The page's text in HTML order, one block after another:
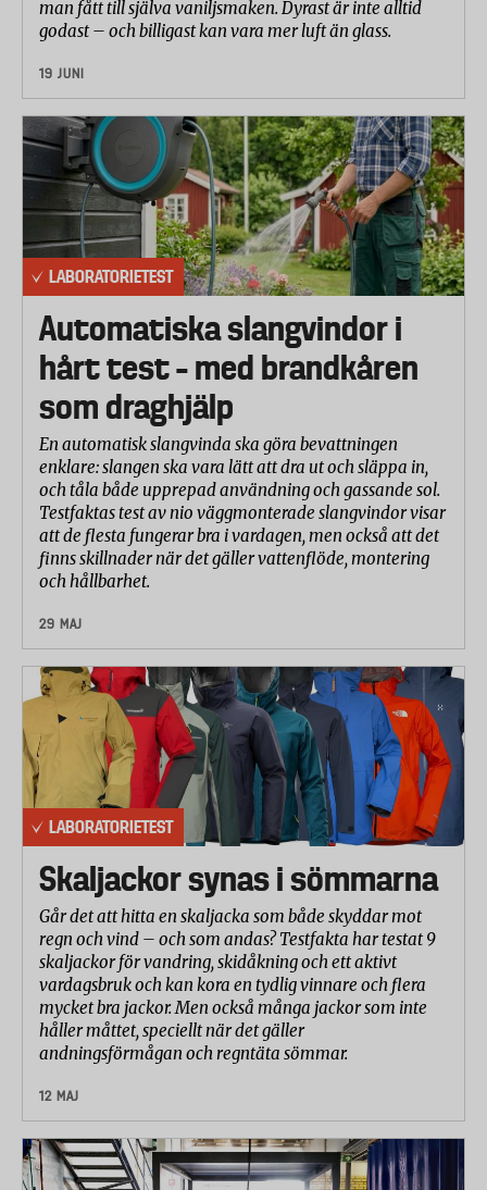
man fått till själva vaniljsmaken. Dyrast är inte alltid
godast – och billigast kan vara mer luft än glass.
19 JUNI
LABORATORIETEST
Automatiska slangvindor i
hårt test – med brandkåren
som draghjälp
En automatisk slangvinda ska göra bevattningen
enklare: slangen ska vara lätt att dra ut och släppa in,
och tåla både upprepad användning och gassande sol.
Testfaktas test av nio väggmonterade slangvindor visar
att de flesta fungerar bra i vardagen, men också att det
finns skillnader när det gäller vattenflöde, montering
och hållbarhet.
29 MAJ
LABORATORIETEST
Skaljackor synas i sömmarna
Går det att hitta en skaljacka som både skyddar mot
regn och vind – och som andas? Testfakta har testat 9
skaljackor för vandring, skidåkning och ett aktivt
vardagsbruk och kan kora en tydlig vinnare och flera
mycket bra jackor. Men också många jackor som inte
håller måttet, speciellt när det gäller
andningsförmågan och regntäta sömmar.
12 MAJ